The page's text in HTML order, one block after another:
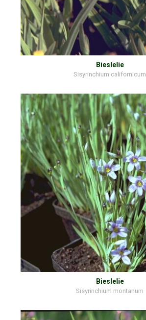
Bieslelie
Sisyrinchium californicum
Bieslelie
Sisyrinchium montanum